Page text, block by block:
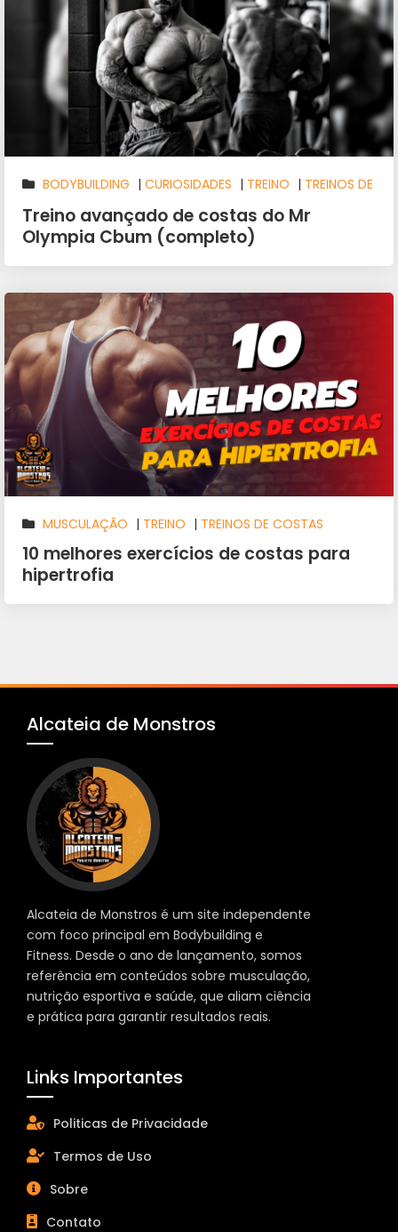
BODYBUILDING | CURIOSIDADES | TREINO | TREINOS DE
COSTAS
Treino avançado de costas do Mr
Olympia Cbum (completo)
MUSCULAÇÃO | TREINO | TREINOS DE COSTAS
10 melhores exercícios de costas para
hipertrofia
Alcateia de Monstros
Alcateia de Monstros é um site independente
com foco principal em Bodybuilding e
Fitness. Desde o ano de lançamento, somos
referência em conteúdos sobre musculação,
nutrição esportiva e saúde, que aliam ciência
e prática para garantir resultados reais.
Links Importantes
Politicas de Privacidade
Termos de Uso
Sobre
Contato